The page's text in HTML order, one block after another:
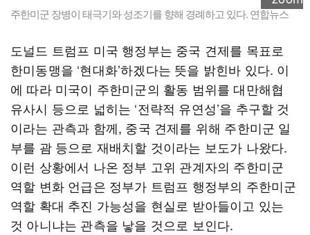
주한미군 장병이 태극기와 성조기를 향해 경례하고 있다. 연합뉴스
도널드 트럼프 미국 행정부는 중국 견제를 목표로
한미동맹을 ‘현대화’하겠다는 뜻을 밝힌바 있다. 이
에 따라 미국이 주한미군의 활동 범위를 대만해협
유사시 등으로 넓히는 ‘전략적 유연성’을 추구할 것
이라는 관측과 함께, 중국 견제를 위해 주한미군 일
부를 괌 등으로 재배치할 것이라는 보도가 나왔다.
이런 상황에서 나온 정부 고위 관계자의 주한미군
역할 변화 언급은 정부가 트럼프 행정부의 주한미군
역할 확대 추진 가능성을 현실로 받아들이고 있는
것 아니냐는 관측을 낳을 것으로 보인다.